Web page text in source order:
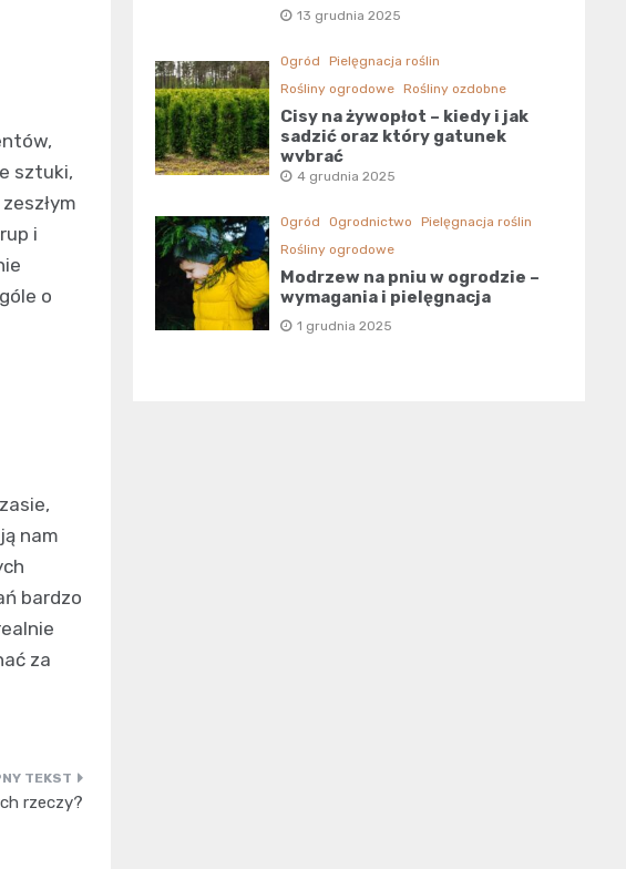
sztuki,
i
o
nam
bardzo
za
rzeczy?
13 grudnia 2025
Ogród
Pielęgnacja roślin
Rośliny ogrodowe Rośliny ozdobne
Cisy na żywopłot – kiedy i jak
sadzić oraz który gatunek
wybrać
4 grudnia 2025
Ogród Ogrodnictwo
Pielęgnacja roślin
Rośliny ogrodowe
Modrzew na pniu w ogrodzie –
wymagania i pielęgnacja
1 grudnia 2025